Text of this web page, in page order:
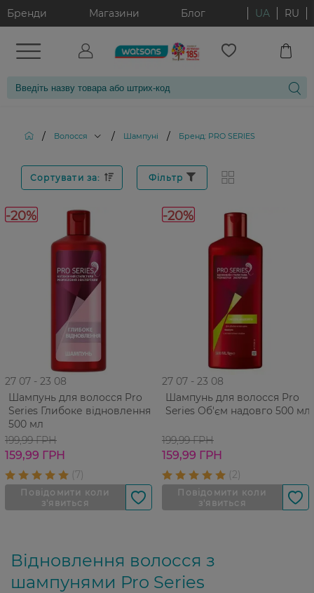
Бренди Магазини Блог UA RU
/ Волосся / Шампуні / Бренд: PRO SERIES
Сортувати за: Фільтр
-20%
27 07 - 23 08
Шампунь для волосся Pro
Series Глибоке відновлення
500 мл
199,99 ГРН
159,99 ГРН
-20%
27 07 - 23 08
Шампунь для волосся Pro
Series Об'єм надовго 500 мл
199,99 ГРН
159,99 ГРН
Відновлення волосся з
шампунями Pro Series